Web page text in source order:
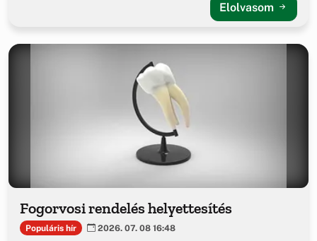
Elolvasom
Fogorvosi rendelés helyettesítés
Populáris hír 2026. 07. 08 16:48